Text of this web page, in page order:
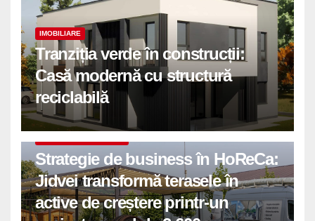
IMOBILIARE
Tranziția verde în construcții:
Casă modernă cu structură
reciclabilă
Strategie de business în HoReCa:
Jidvei transformă terasele în
active de creștere printr-un